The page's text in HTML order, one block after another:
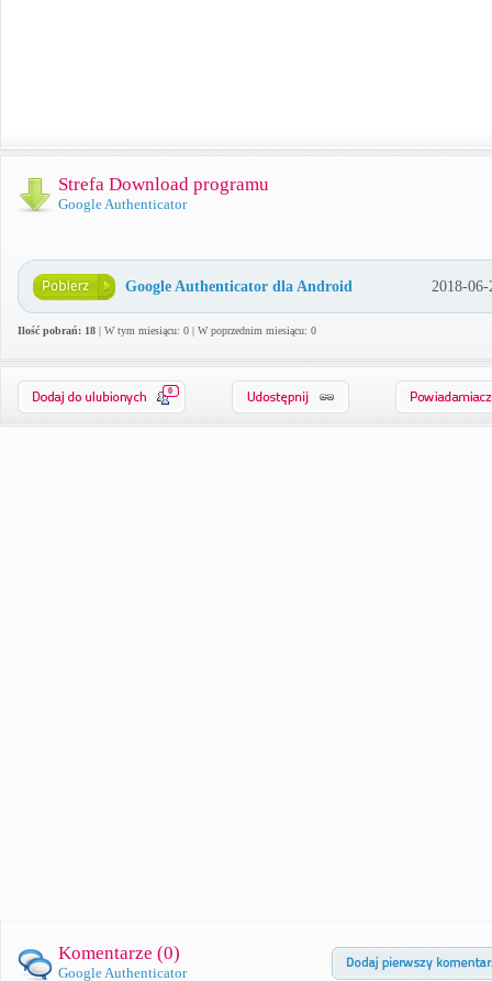
Strefa Download programu
Google Authenticator
Google Authenticator dla Android 2018-06-
Ilość pobrań: 18 | W tym miesiącu: 0 | W poprzednim miesiącu: 0
0
Komentarze (0)
Google Authenticator